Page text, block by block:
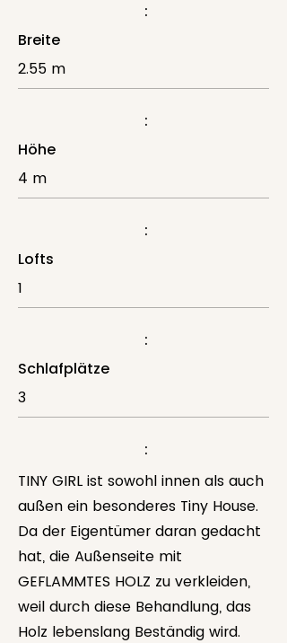
:
Breite
2.55 m
:
Höhe
4 m
:
Lofts
1
:
Schlafplätze
3
:
TINY GIRL ist sowohl innen als auch
außen ein besonderes Tiny House.
Da der Eigentümer daran gedacht
hat, die Außenseite mit
GEFLAMMTES HOLZ zu verkleiden,
weil durch diese Behandlung, das
Holz lebenslang Beständig wird.